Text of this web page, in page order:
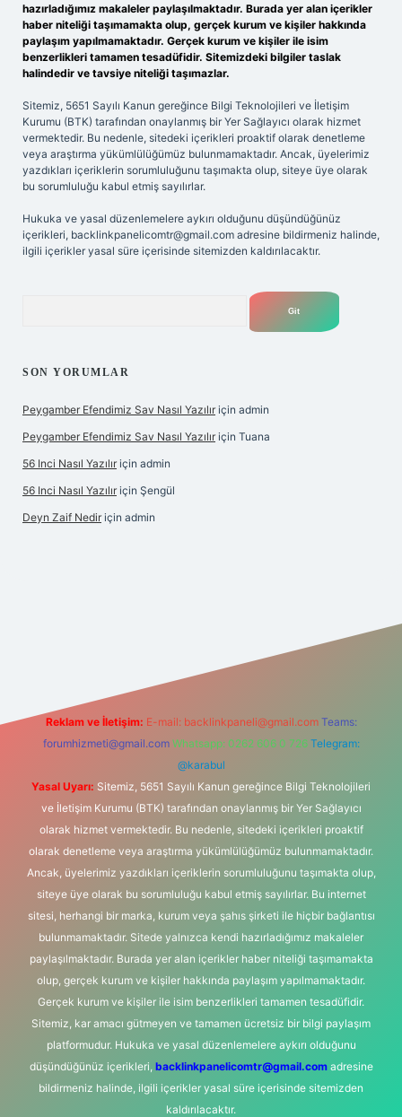
hazırladığımız makaleler paylaşılmaktadır. Burada yer alan içerikler
haber niteliği taşımamakta olup, gerçek kurum ve kişiler hakkında
paylaşım yapılmamaktadır. Gerçek kurum ve kişiler ile isim
benzerlikleri tamamen tesadüfidir. Sitemizdeki bilgiler taslak
halindedir ve tavsiye niteliği taşımazlar.
Sitemiz, 5651 Sayılı Kanun gereğince Bilgi Teknolojileri ve İletişim
Kurumu (BTK) tarafından onaylanmış bir Yer Sağlayıcı olarak hizmet
vermektedir. Bu nedenle, sitedeki içerikleri proaktif olarak denetleme
veya araştırma yükümlülüğümüz bulunmamaktadır. Ancak, üyelerimiz
yazdıkları içeriklerin sorumluluğunu taşımakta olup, siteye üye olarak
bu sorumluluğu kabul etmiş sayılırlar.
Hukuka ve yasal düzenlemelere aykırı olduğunu düşündüğünüz
içerikleri, backlinkpanelicomtr@gmail.com adresine bildirmeniz halinde,
ilgili içerikler yasal süre içerisinde sitemizden kaldırılacaktır.
SON YORUMLAR
Peygamber Efendimiz Sav Nasıl Yazılır için admin
Peygamber Efendimiz Sav Nasıl Yazılır için Tuana
56 Inci Nasıl Yazılır için admin
56 Inci Nasıl Yazılır için Şengül
Deyn Zaif Nedir için admin
Reklam ve İletişim: E-mail: backlinkpaneli@gmail.com Teams:
forumhizmeti@gmail.com Whatsapp: 0262 606 0 726 Telegram:
@karabul
Yasal Uyarı: Sitemiz, 5651 Sayılı Kanun gereğince Bilgi Teknolojileri
ve İletişim Kurumu (BTK) tarafından onaylanmış bir Yer Sağlayıcı
olarak hizmet vermektedir. Bu nedenle, sitedeki içerikleri proaktif
olarak denetleme veya araştırma yükümlülüğümüz bulunmamaktadır.
Ancak, üyelerimiz yazdıkları içeriklerin sorumluluğunu taşımakta olup,
siteye üye olarak bu sorumluluğu kabul etmiş sayılırlar. Bu internet
sitesi, herhangi bir marka, kurum veya şahıs şirketi ile hiçbir bağlantısı
bulunmamaktadır. Sitede yalnızca kendi hazırladığımız makaleler
paylaşılmaktadır. Burada yer alan içerikler haber niteliği taşımamakta
olup, gerçek kurum ve kişiler hakkında paylaşım yapılmamaktadır.
Gerçek kurum ve kişiler ile isim benzerlikleri tamamen tesadüfidir.
Sitemiz, kar amacı gütmeyen ve tamamen ücretsiz bir bilgi paylaşım
platformudur. Hukuka ve yasal düzenlemelere aykırı olduğunu
düşündüğünüz içerikleri, backlinkpanelicomtr@gmail.comadresine
bildirmeniz halinde, ilgili içerikler yasal süre içerisinde sitemizden
kaldırılacaktır.